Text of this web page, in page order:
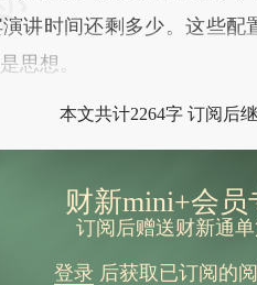
讲时间还剩多少。这些配
思想。
本文共计2264字 订阅后
财新mini+会员
订阅后赠送财新通
登录后获取已订阅的